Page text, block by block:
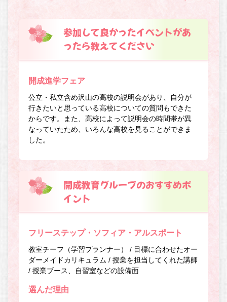
参加して良かったイベントがあ
ったら教えてください
開成進学フェア
公立・私立含め沢山の高校の説明会があり、自分が
行きたいと思っている高校についての質問もできた
からです。また、高校によって説明会の時間帯が異
なっていたため、いろんな高校を見ることができま
した。
開成教育グループのおすすめポ
イント
フリーステップ・ソフィア・アルスポート
教室チーフ（学習プランナー） / 目標に合わせたオー
ダーメイドカリキュラム / 授業を担当してくれた講師
/ 授業ブース、自習室などの設備面
選んだ理由